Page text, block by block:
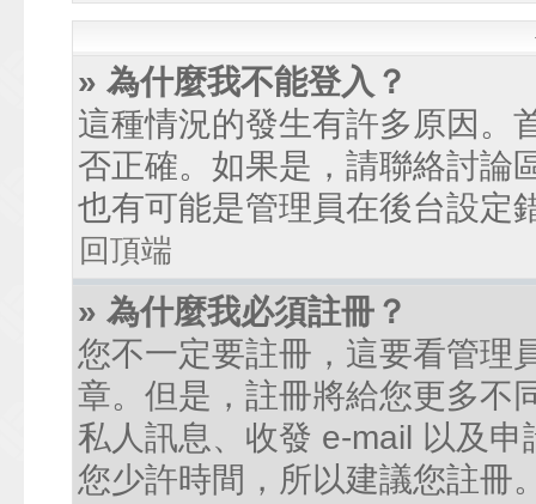
» 為什麼我不能登入？
這種情況的發生有許多原因。
否正確。如果是，請聯絡討論
也有可能是管理員在後台設定
回頂端
» 為什麼我必須註冊？
您不一定要註冊，這要看管理
章。但是，註冊將給您更多不
私人訊息、收發 e-mail 以及
您少許時間，所以建議您註冊